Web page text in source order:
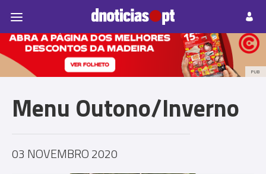
Prazeres Paisagens
PUB
Menu Outono/Inverno
03 NOVEMBRO 2020